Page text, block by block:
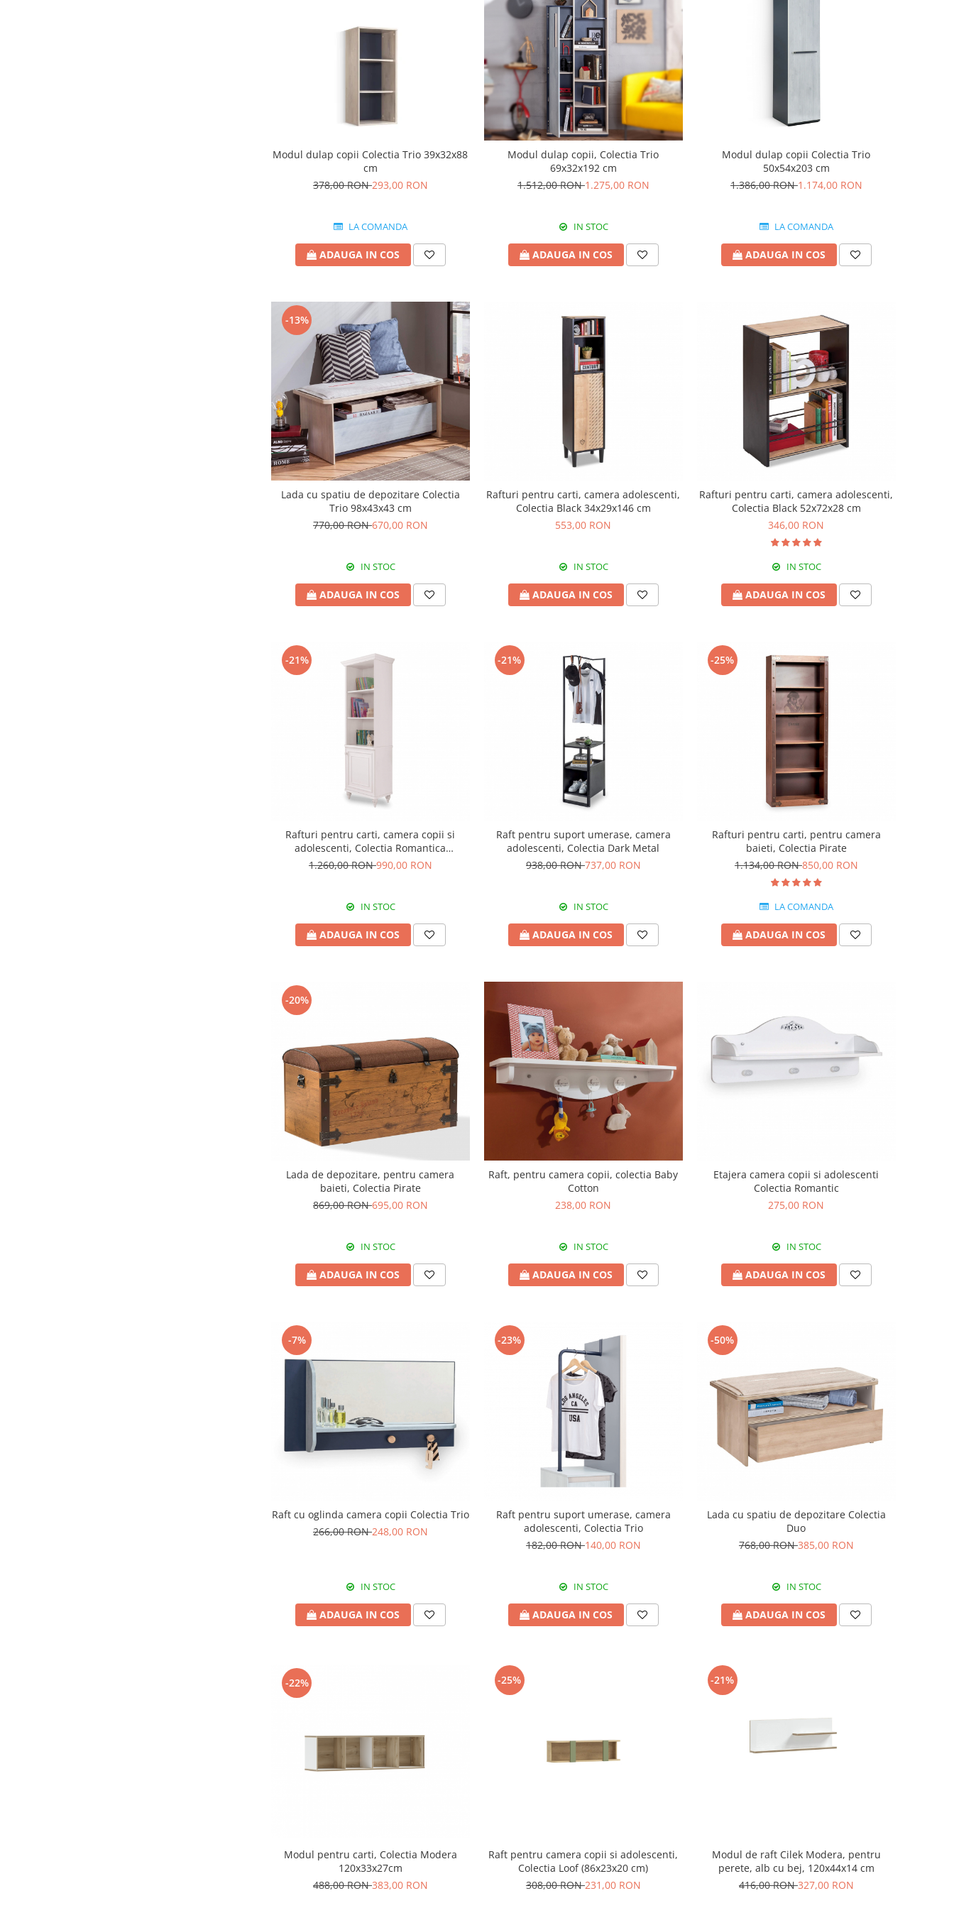
Modul dulap copii Colectia Trio 39x32x88
cm
378,00 RON293,00 RON
LA COMANDA
ADAUGA IN COS
Modul dulap copii, Colectia Trio
69x32x192 cm
1.512,00 RON1.275,00 RON
IN STOC
ADAUGA IN COS
Modul dulap copii Colectia Trio
50x54x203 cm
1.386,00 RON1.174,00 RON
LA COMANDA
ADAUGA IN COS
-13%
Lada cu spatiu de depozitare Colectia
Trio 98x43x43 cm
770,00 RON670,00 RON
IN STOC
ADAUGA IN COS
Rafturi pentru carti, camera adolescenti,
Colectia Black 34x29x146 cm
553,00 RON
IN STOC
ADAUGA IN COS
Rafturi pentru carti, camera adolescenti,
Colectia Black 52x72x28 cm
346,00 RON
IN STOC
ADAUGA IN COS
-21%
Rafturi pentru carti, camera copii si
adolescenti, Colectia Romantica
51x42x185 cm
1.260,00 RON990,00 RON
IN STOC
ADAUGA IN COS
-21%
Raft pentru suport umerase, camera
adolescenti, Colectia Dark Metal
938,00 RON737,00 RON
IN STOC
ADAUGA IN COS
-25%
Rafturi pentru carti, pentru camera
baieti, Colectia Pirate
1.134,00 RON850,00 RON
LA COMANDA
ADAUGA IN COS
-20%
Lada de depozitare, pentru camera
baieti, Colectia Pirate
869,00 RON695,00 RON
IN STOC
ADAUGA IN COS
Raft, pentru camera copii, colectia Baby
Cotton
238,00 RON
IN STOC
ADAUGA IN COS
Etajera camera copii si adolescenti
Colectia Romantic
275,00 RON
IN STOC
ADAUGA IN COS
-7%
Raft cu oglinda camera copii Colectia Trio
266,00 RON248,00 RON
IN STOC
ADAUGA IN COS
-23%
Raft pentru suport umerase, camera
adolescenti, Colectia Trio
182,00 RON140,00 RON
IN STOC
ADAUGA IN COS
-50%
Lada cu spatiu de depozitare Colectia
Duo
768,00 RON385,00 RON
IN STOC
ADAUGA IN COS
-22%
Modul pentru carti, Colectia Modera
120x33x27cm
488,00 RON383,00 RON
-25%
Raft pentru camera copii si adolescenti,
Colectia Loof (86x23x20 cm)
308,00 RON231,00 RON
-21%
Modul de raft Cilek Modera, pentru
perete, alb cu bej, 120x44x14 cm
416,00 RON327,00 RON